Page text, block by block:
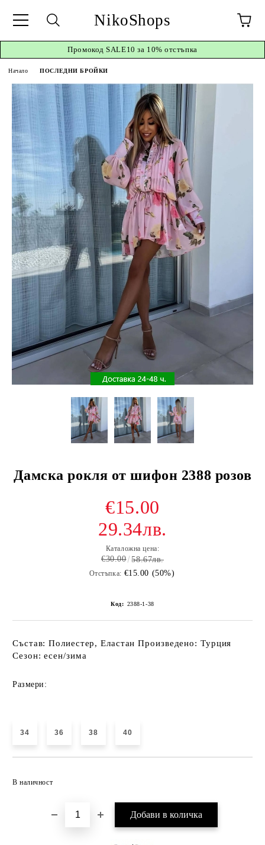
NikoShops
ПромокодSALE10 за 10% отстъпка
Начало ПОСЛЕДНИ БРОЙКИ
Дамска рокля от шифон 2388 розов
€15.00
29.34лв.
Каталожна цена:
€30.00 58.67лв.
Отстъпка: €15.00 (50%)
Код: 2388-1-38
Състав: Полиестер, Еластан Произведено: Турция
Сезон: есен/зима
Размери:
34 36 38 40
В наличност